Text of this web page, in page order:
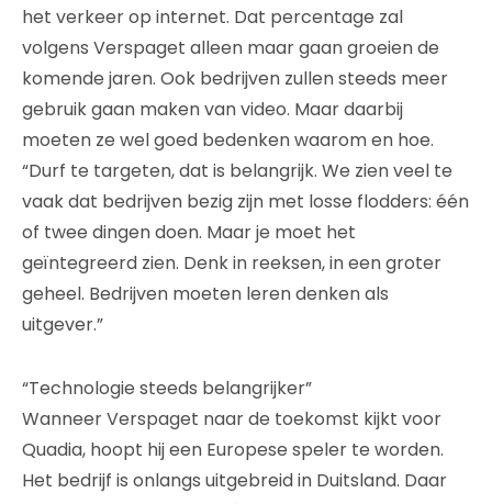
het verkeer op internet. Dat percentage zal
volgens Verspaget alleen maar gaan groeien de
komende jaren. Ook bedrijven zullen steeds meer
gebruik gaan maken van video. Maar daarbij
moeten ze wel goed bedenken waarom en hoe.
“Durf te targeten, dat is belangrijk. We zien veel te
vaak dat bedrijven bezig zijn met losse flodders: één
of twee dingen doen. Maar je moet het
geïntegreerd zien. Denk in reeksen, in een groter
geheel. Bedrijven moeten leren denken als
uitgever.”
“Technologie steeds belangrijker”
Wanneer Verspaget naar de toekomst kijkt voor
Quadia, hoopt hij een Europese speler te worden.
Het bedrijf is onlangs uitgebreid in Duitsland. Daar